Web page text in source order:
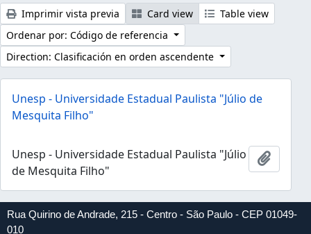
Imprimir vista previa Card view
Table view
Ordenar por: Código de referencia
Direction: Clasificación en orden ascendente
Unesp - Universidade Estadual Paulista "Júlio de
Mesquita Filho"
Unesp - Universidade Estadual Paulista "Júlio
de Mesquita Filho"
Añadir
Rua Quirino de Andrade, 215 - Centro - São Paulo - CEP 01049-
010